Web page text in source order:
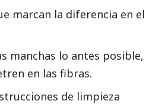
marcan la diferencia en el
manchas lo antes posible,
en las fibras.
de limpieza